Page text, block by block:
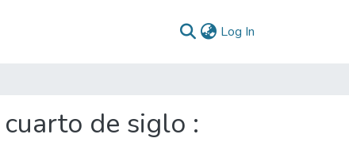
Log In
de siglo :